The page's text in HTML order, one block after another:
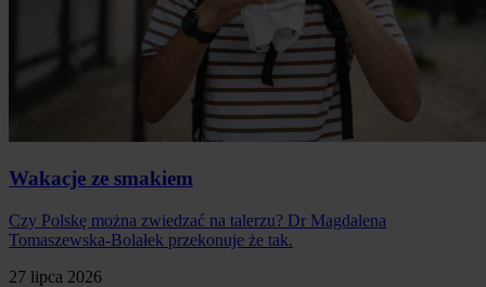
Wakacje ze smakiem
Czy Polskę można zwiedzać na talerzu? Dr Magdalena
Tomaszewska-Bolałek przekonuje że tak.
27 lipca 2026